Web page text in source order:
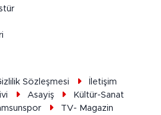
Sözleşmesi
İletişim
Asayiş
Kültür-Sanat
TV- Magazin